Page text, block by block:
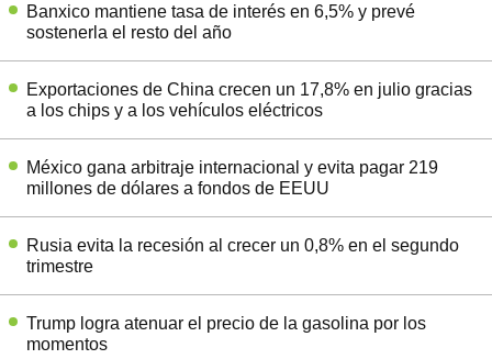
Banxico mantiene tasa de interés en 6,5% y prevé
sostenerla el resto del año
Exportaciones de China crecen un 17,8% en julio gracias
a los chips y a los vehículos eléctricos
México gana arbitraje internacional y evita pagar 219
millones de dólares a fondos de EEUU
Rusia evita la recesión al crecer un 0,8% en el segundo
trimestre
Trump logra atenuar el precio de la gasolina por los
momentos